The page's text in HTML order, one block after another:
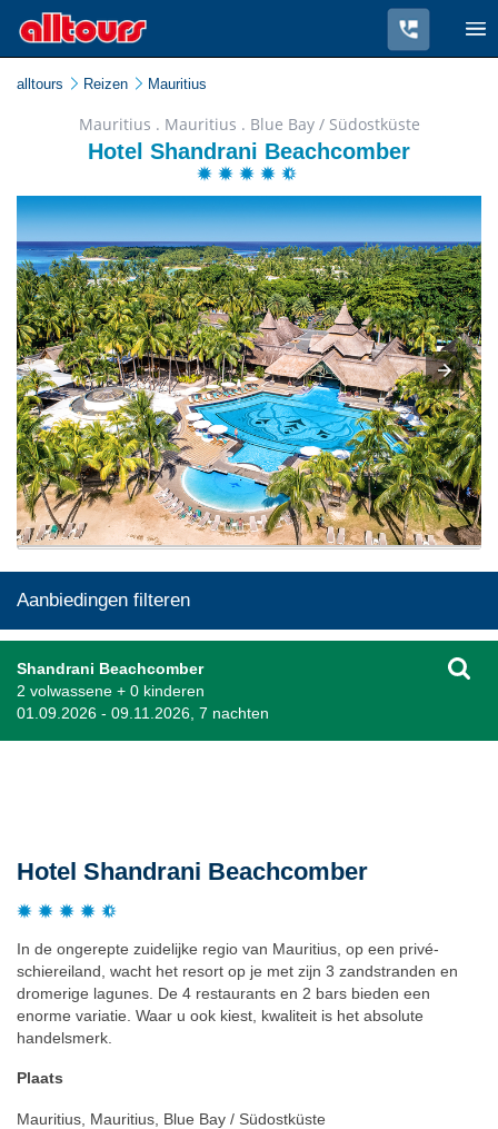
alltours Reizen Mauritius
Mauritius . Mauritius . Blue Bay / Südostküste
Hotel Shandrani Beachcomber
Aanbiedingen filteren
Shandrani Beachcomber
2 volwassene + 0 kinderen
01.09.2026 - 09.11.2026, 7 nachten
Hotel Shandrani Beachcomber
In de ongerepte zuidelijke regio van Mauritius, op een privé-
schiereiland, wacht het resort op je met zijn 3 zandstranden en
dromerige lagunes. De 4 restaurants en 2 bars bieden een
enorme variatie. Waar u ook kiest, kwaliteit is het absolute
handelsmerk.
Plaats
Mauritius, Mauritius, Blue Bay / Südostküste